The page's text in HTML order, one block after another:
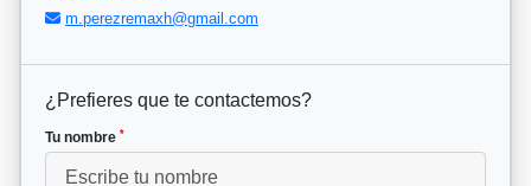
m.perezremaxh@gmail.com
¿Prefieres que te contactemos?
Tu nombre *